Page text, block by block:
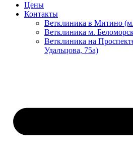
Цены
Контакты
Ветклиника в Митино
Ветклиника м.
Ветклиника на
Удальцова, 75а)